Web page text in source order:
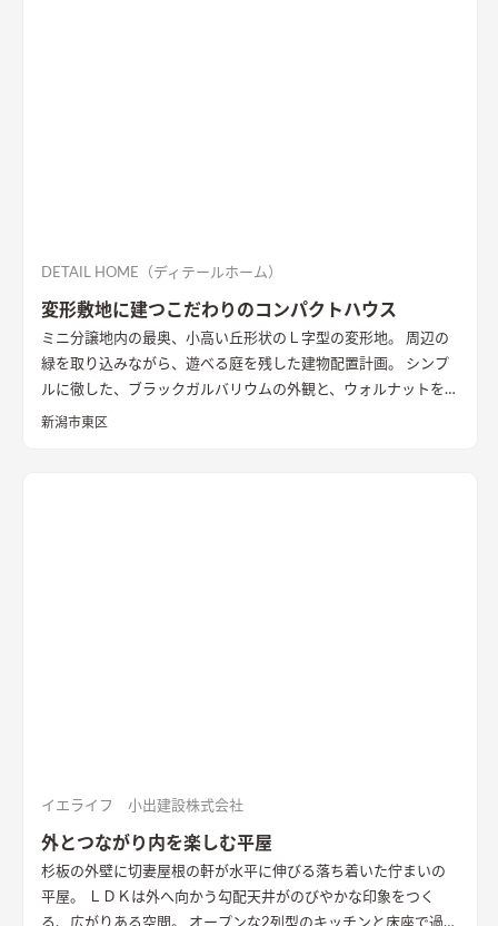
DETAIL HOME（ディテールホーム）
変形敷地に建つこだわりのコンパクトハウス
ミニ分譲地内の最奥、小高い丘形状のＬ字型の変形地。 周辺の
緑を取り込みながら、遊べる庭を残した建物配置計画。 シンプ
ルに徹した、ブラックガルバリウムの外観と、ウォルナットを基
調としたインテリアが、落ち着きのある住まいを演出していま
新潟市東区
イエライフ 小出建設株式会社
外とつながり内を楽しむ平屋
杉板の外壁に切妻屋根の軒が水平に伸びる落ち着いた佇まいの
平屋。 ＬＤＫは外へ向かう勾配天井がのびやかな印象をつく